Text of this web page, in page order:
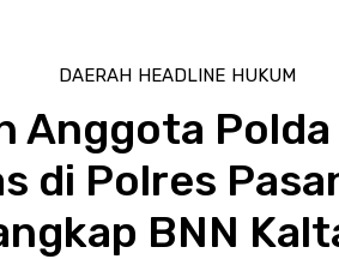
DAERAH HEADLINE HUKUM
Anggota
di Polres
BNN